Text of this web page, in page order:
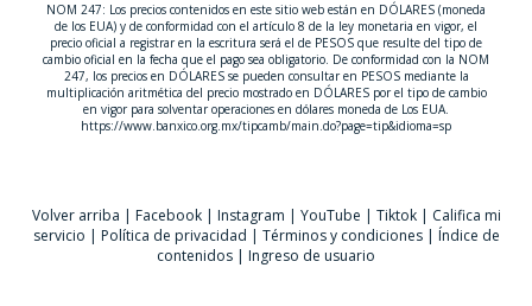
NOM 247: Los precios contenidos en este sitio web están en DÓLARES (moneda
de los EUA) y de conformidad con el artículo 8 de la ley monetaria en vigor, el
precio oficial a registrar en la escritura será el de PESOS que resulte del tipo de
cambio oficial en la fecha que el pago sea obligatorio. De conformidad con la NOM
247, los precios en DÓLARES se pueden consultar en PESOS mediante la
multiplicación aritmética del precio mostrado en DÓLARES por el tipo de cambio
en vigor para solventar operaciones en dólares moneda de Los EUA.
https://www.banxico.org.mx/tipcamb/main.do?page=tip&idioma=sp
Volver arriba | Facebook| Instagram | YouTube | Tiktok| Califica mi
servicio | Política de privacidad | Términos y condiciones| Índice de
contenidos | Ingreso de usuario